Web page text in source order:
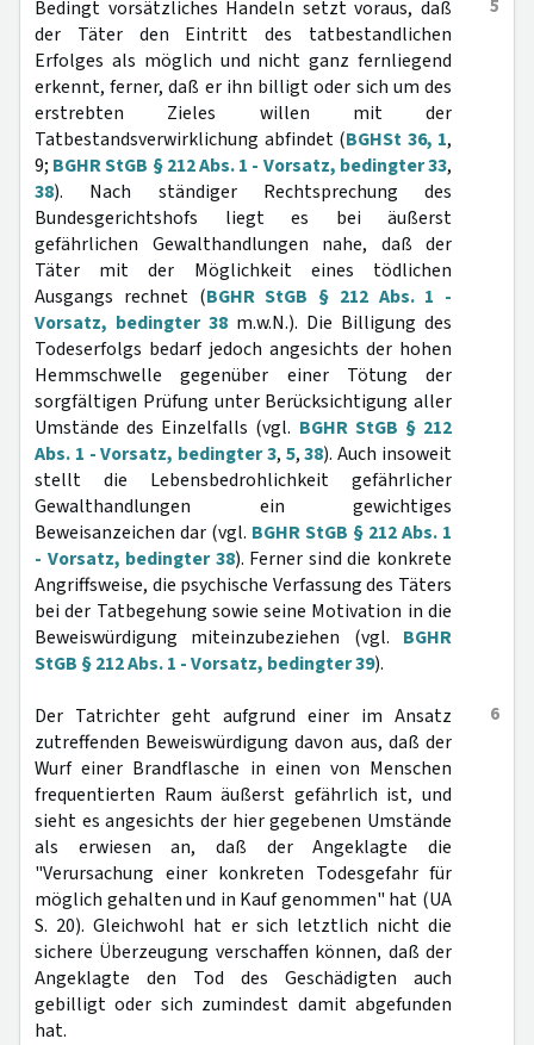
5
Bedingt vorsätzliches Handeln setzt voraus, daß
der Täter den Eintritt des tatbestandlichen
Erfolges als möglich und nicht ganz fernliegend
erkennt, ferner, daß er ihn billigt oder sich um des
erstrebten Zieles willen mit der
Tatbestandsverwirklichung abfindet (BGHSt 36, 1,
9; BGHR StGB § 212 Abs. 1 - Vorsatz, bedingter 33,
38). Nach ständiger Rechtsprechung des
Bundesgerichtshofs liegt es bei äußerst
gefährlichen Gewalthandlungen nahe, daß der
Täter mit der Möglichkeit eines tödlichen
Ausgangs rechnet (BGHR StGB § 212 Abs. 1 -
Vorsatz, bedingter 38 m.w.N.). Die Billigung des
Todeserfolgs bedarf jedoch angesichts der hohen
Hemmschwelle gegenüber einer Tötung der
sorgfältigen Prüfung unter Berücksichtigung aller
Umstände des Einzelfalls (vgl. BGHR StGB § 212
Abs. 1 - Vorsatz, bedingter 3, 5,38). Auch insoweit
stellt die Lebensbedrohlichkeit gefährlicher
Gewalthandlungen ein gewichtiges
Beweisanzeichen dar (vgl. BGHR StGB § 212 Abs. 1
- Vorsatz, bedingter 38). Ferner sind die konkrete
Angriffsweise, die psychische Verfassung des Täters
bei der Tatbegehung sowie seine Motivation in die
Beweiswürdigung miteinzubeziehen (vgl. BGHR
StGB § 212 Abs. 1 - Vorsatz, bedingter 39).
6
Der Tatrichter geht aufgrund einer im Ansatz
zutreffenden Beweiswürdigung davon aus, daß der
Wurf einer Brandflasche in einen von Menschen
frequentierten Raum äußerst gefährlich ist, und
sieht es angesichts der hier gegebenen Umstände
als erwiesen an, daß der Angeklagte die
"Verursachung einer konkreten Todesgefahr für
möglich gehalten und in Kauf genommen" hat (UA
S. 20). Gleichwohl hat er sich letztlich nicht die
sichere Überzeugung verschaffen können, daß der
Angeklagte den Tod des Geschädigten auch
gebilligt oder sich zumindest damit abgefunden
hat.